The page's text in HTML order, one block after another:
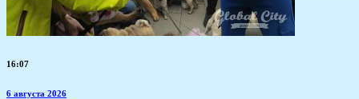
16:07
6 августа 2026